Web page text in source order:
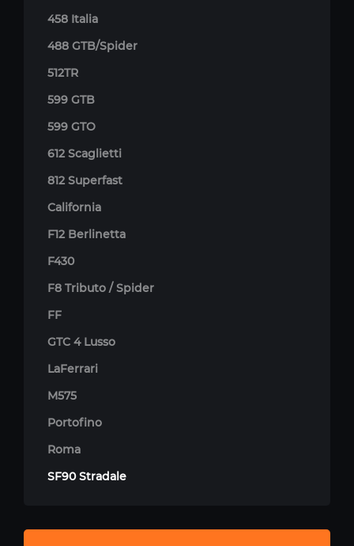
458 Italia
488 GTB/Spider
512TR
599 GTB
599 GTO
612 Scaglietti
812 Superfast
California
F12 Berlinetta
F430
F8 Tributo / Spider
FF
GTC 4 Lusso
LaFerrari
M575
Portofino
Roma
SF90 Stradale